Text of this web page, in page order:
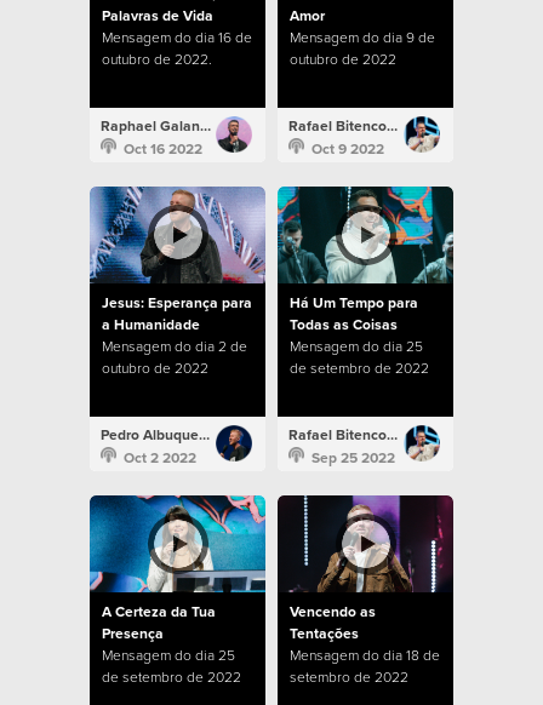
Palavras de Vida
Mensagem do dia 16 de
outubro de 2022.
Raphael Galante
Oct 16 2022
Amor
Mensagem do dia 9 de
outubro de 2022
Rafael Bitencourt
Oct 9 2022
Jesus: Esperança para
a Humanidade
Mensagem do dia 2 de
outubro de 2022
Pedro Albuquerque
Oct 2 2022
Há Um Tempo para
Todas as Coisas
Mensagem do dia 25
de setembro de 2022
Rafael Bitencourt
Sep 25 2022
A Certeza da Tua
Presença
Mensagem do dia 25
de setembro de 2022
Vencendo as
Tentações
Mensagem do dia 18 de
setembro de 2022